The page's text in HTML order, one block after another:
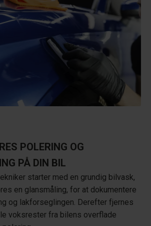
POLERING OG
PÅ DIN BIL
starter med en grundig bilvask,
en glansmåling, for at dokumentere
og lakforseglingen. Derefter fjernes
voksrester fra bilens overflade